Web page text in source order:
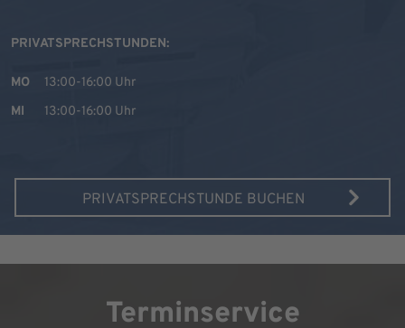
PRIVATSPRECHSTUNDEN:
MO
13:00-16:00 Uhr
MI
13:00-16:00 Uhr
PRIVATSPRECHSTUNDE BUCHEN
Terminservice